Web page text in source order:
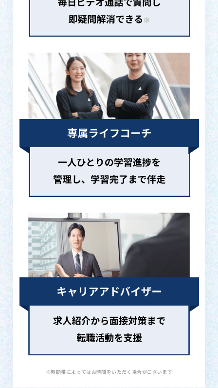
※時間帯によってはお時間をいただく場合がございます